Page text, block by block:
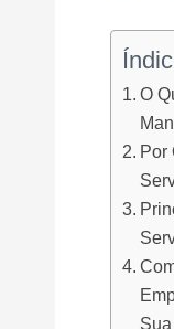
O
Por